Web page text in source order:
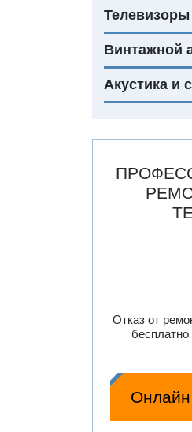
Телевизоры
Винтажной
Акустика и
Отказ от
бесплатно
Онлайн